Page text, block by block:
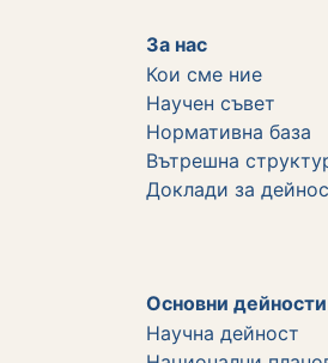
За нас
Кои сме ние
Научен съвет
Нормативна база
Вътрешна
Дoклади за
Основни дейности
Научна дейност